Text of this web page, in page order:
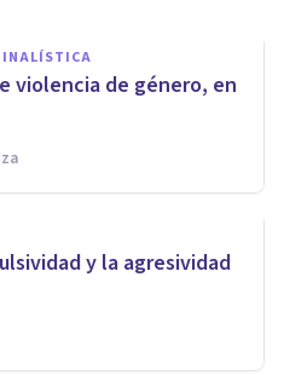
violencia de género, en
y la agresividad
violencia de
y valores